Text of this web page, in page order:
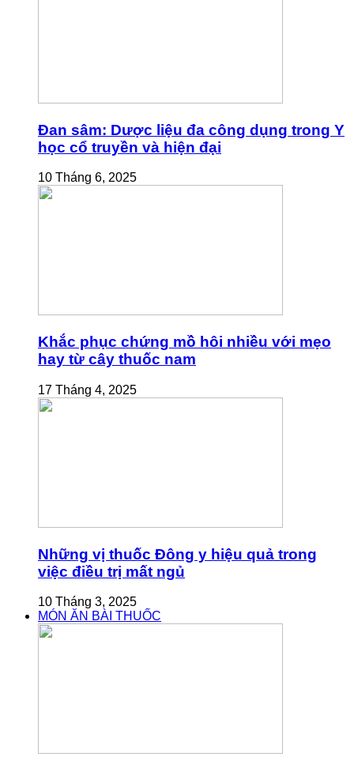
Đan sâm: Dược liệu đa công dụng trong Y
học cổ truyền và hiện đại
10 Tháng 6, 2025
Khắc phục chứng mồ hôi nhiều với mẹo
hay từ cây thuốc nam
17 Tháng 4, 2025
Những vị thuốc Đông y hiệu quả trong
việc điều trị mất ngủ
10 Tháng 3, 2025
MÓN ĂN BÀI THUỐC